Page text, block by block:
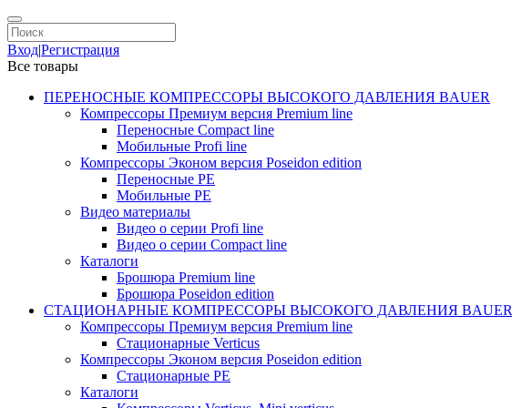
Вход|Регистрация
Все товары
ПЕРЕНОСНЫЕ КОМПРЕССОРЫ ВЫСОКОГО ДАВЛЕНИЯ BAUER
Компрессоры Премиум версия Premium line
Переносные Compact line
Мобильные Profi line
Компрессоры Эконом версия Poseidon edition
Переносные PE
Мобильные PE
Видео материалы
Видео о серии Profi line
Видео о серии Compact line
Каталоги
Брошюра Premium line
Брошюра Poseidon edition
СТАЦИОНАРНЫЕ КОМПРЕССОРЫ ВЫСОКОГО ДАВЛЕНИЯ BAUER
Компрессоры Премиум версия Premium line
Стационарные Verticus
Компрессоры Эконом версия Poseidon edition
Стационарные PE
Каталоги